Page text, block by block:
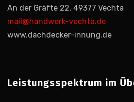
An der Gräfte 22, 49377 Vechta
mail@handwerk-vechta.de
www.dachdecker-innung.de
Leistungsspektrum im